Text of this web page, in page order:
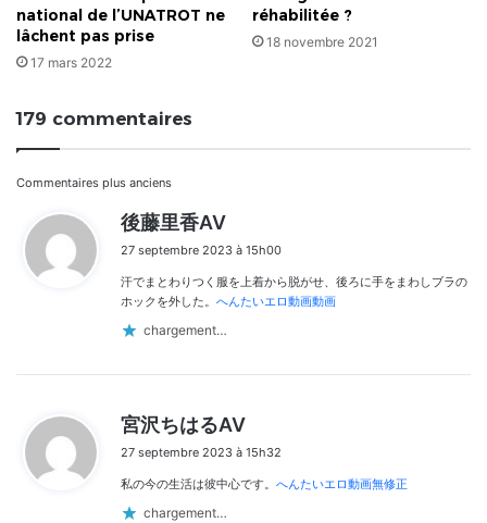
national de l’UNATROT ne
lâchent pas prise
17 mars 2022
réhabilitée ?
18 novembre 2021
179 commentaires
Navigation
dans
les
commentaires
Commentaires plus anciens
後藤里香AV
t
27 septembre 2023 à 15h00
汗でまとわりつく服を上着から脱がせ、後ろに手をまわしブラの
ホックを外した。 へんたいエロ動画動画
chargement…
宮沢ちはるAV
t
27 septembre 2023 à 15h32
私の今の生活は彼中心です。 へんたいエロ動画無修正
chargement…